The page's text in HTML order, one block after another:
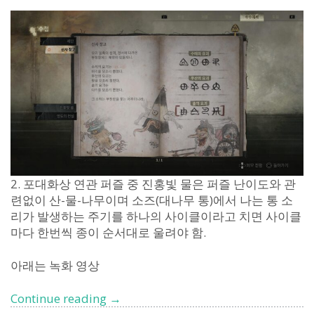
의
밀
트
로
피
정
보
2. 포대화상 연관 퍼즐 중 진홍빛 물은 퍼즐 난이도와 관
련없이 산-물-나무이며 소즈(대나무 통)에서 나는 통 소
리가 발생하는 주기를 하나의 사이클이라고 치면 사이클
마다 한번씩 종이 순서대로 울려야 함.
아래는 녹화 영상
Continue reading 사
→